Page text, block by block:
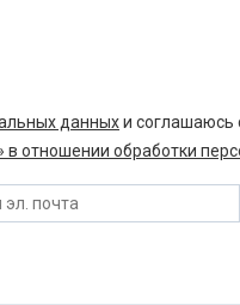
данныхи соглашаюсь
отношении обработки